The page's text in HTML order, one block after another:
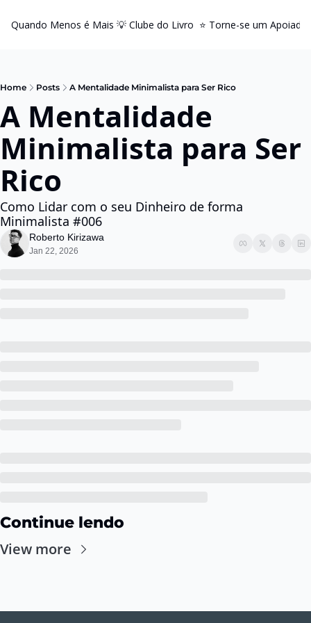
Quando Menos é Mais 💡 Clube do Livro ⭐️ Torne-se um Apoiador
Home Posts A Mentalidade Minimalista para Ser Rico
A Mentalidade
Minimalista para Ser
Rico
Como Lidar com o seu Dinheiro de forma
Minimalista #006
Roberto Kirizawa
Jan 22, 2026
Continue lendo
View more